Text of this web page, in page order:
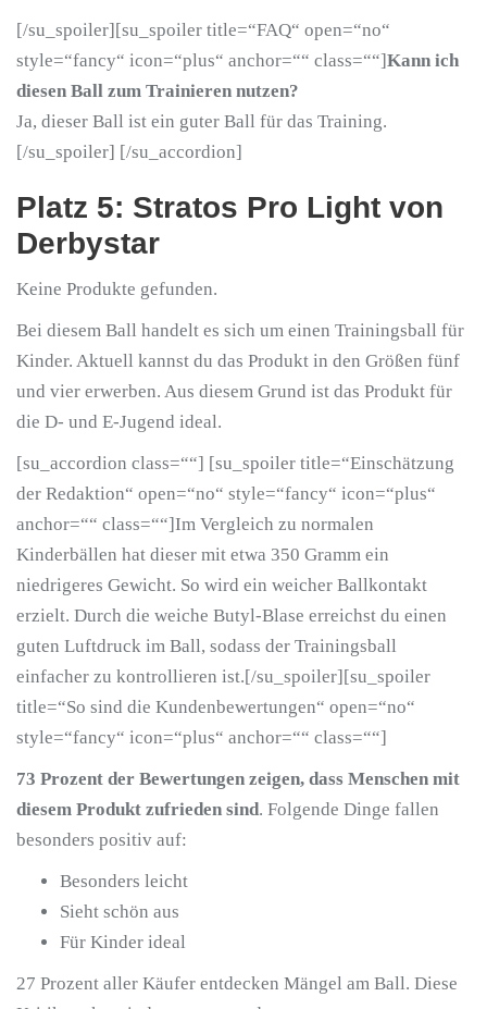
[/su_spoiler][su_spoiler title=“FAQ“ open=“no“
style=“fancy“ icon=“plus“ anchor=““ class=““]Kann ich
diesen Ball zum Trainieren nutzen?
Ja, dieser Ball ist ein guter Ball für das Training.
[/su_spoiler] [/su_accordion]
Platz 5: Stratos Pro Light von
Derbystar
Keine Produkte gefunden.
Bei diesem Ball handelt es sich um einen Trainingsball für
Kinder. Aktuell kannst du das Produkt in den Größen fünf
und vier erwerben. Aus diesem Grund ist das Produkt für
die D- und E-Jugend ideal.
[su_accordion class=““] [su_spoiler title=“Einschätzung
der Redaktion“ open=“no“ style=“fancy“ icon=“plus“
anchor=““ class=““]Im Vergleich zu normalen
Kinderbällen hat dieser mit etwa 350 Gramm ein
niedrigeres Gewicht. So wird ein weicher Ballkontakt
erzielt. Durch die weiche Butyl-Blase erreichst du einen
guten Luftdruck im Ball, sodass der Trainingsball
einfacher zu kontrollieren ist.[/su_spoiler][su_spoiler
title=“So sind die Kundenbewertungen“ open=“no“
style=“fancy“ icon=“plus“ anchor=““ class=““]
73 Prozent der Bewertungen zeigen, dass Menschen mit
diesem Produkt zufrieden sind. Folgende Dinge fallen
besonders positiv auf:
Besonders leicht
Sieht schön aus
Für Kinder ideal
27 Prozent aller Käufer entdecken Mängel am Ball. Diese